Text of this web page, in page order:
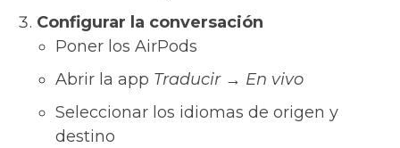
Configurar la conversación
Poner los AirPods
Abrir la app Traducir → En vivo
Seleccionar los idiomas de origen y
destino